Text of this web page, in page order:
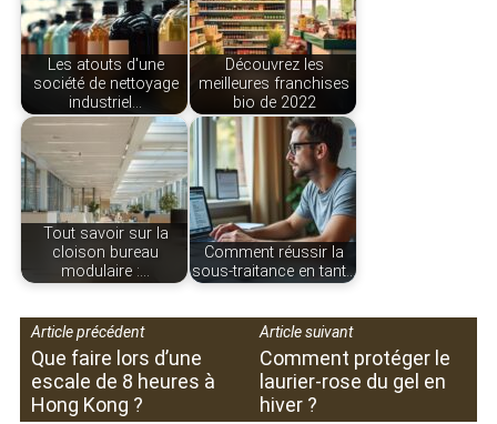
Les atouts d'une
société de nettoyage
industriel…
Découvrez les
meilleures franchises
bio de 2022
Tout savoir sur la
cloison bureau
modulaire :…
Comment réussir la
sous-traitance en tant…
Article précédent
Que faire lors d’une
escale de 8 heures à
Hong Kong ?
Article suivant
Comment protéger le
laurier-rose du gel en
hiver ?